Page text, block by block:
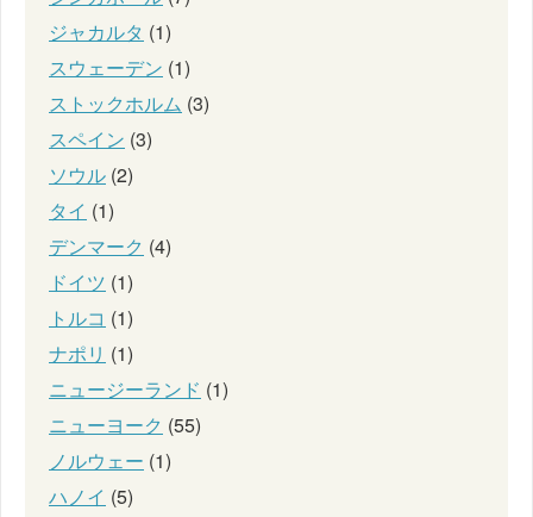
ジャカルタ (1)
スウェーデン (1)
ストックホルム (3)
スペイン (3)
ソウル (2)
タイ (1)
デンマーク (4)
ドイツ (1)
トルコ (1)
ナポリ (1)
ニュージーランド (1)
ニューヨーク (55)
ノルウェー (1)
ハノイ (5)